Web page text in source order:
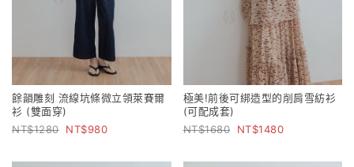
餘韻雕刻 流線坑條微立領萊賽爾
衫 (雙面穿)
1280
980
極美!前後可綁造型的削肩雪紡衫
(可配成套)
1680
1480